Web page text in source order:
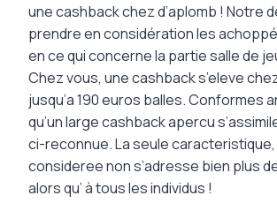
une cashback chez d’aplomb ! Notre
prendre en considération les
en ce qui concerne la partie salle de
Chez vous, une cashback s’eleve
jusqu’a 190 euros balles. Conformes
qu’un large cashback apercu
ci-reconnue. La seule caracteristique,
consideree non s’adresse bien plus
alors qu’ à tous les individus !